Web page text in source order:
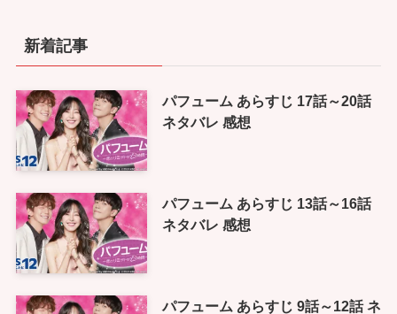
新着記事
パフューム あらすじ 17話～20話
ネタバレ 感想
パフューム あらすじ 13話～16話
ネタバレ 感想
パフューム あらすじ 9話～12話 ネ